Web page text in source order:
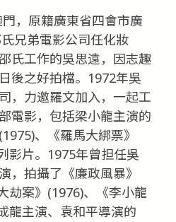
，原籍廣東省四會市廣
兄弟電影公司任化妝
氏工作的吳思遠，因志趣
後之好拍檔。1972年吳
，力邀羅文加入，一起工
電影，包括梁小龍主演的
、《羅馬大綁票》
影片。1975年曾担任吳
，拍攝了《廉政風暴》
劫案》(1976)、《李小龍
龍主演、袁和平導演的